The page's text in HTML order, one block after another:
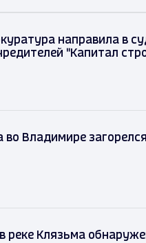
направила в
"Капитал
во Владимире
реке Клязьма